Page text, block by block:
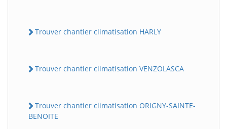
Trouver chantier climatisation HARLY
Trouver chantier climatisation VENZOLASCA
Trouver chantier climatisation ORIGNY-SAINTE-
BENOITE